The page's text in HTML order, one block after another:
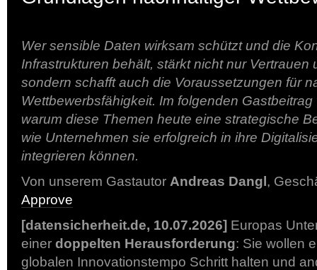
Wer sensible Daten wirksam schützt und die
Infrastrukturen behält, stärkt nicht nur Vertrauen
sondern schafft auch die Voraussetzungen für
Wettbewerbsfähigkeit. Im folgenden
warum diese Themen heute eine strategische
wie Unternehmen sie erfolgreich in ihre
integrieren können.
Von unserem Gastautor Andreas Dangl ,
Approve
[datensicherheit.de, 10.07.2026] Europas
einer doppelten Herausforderung: Sie wollen
globalen Innovationstempo Schritt halten und